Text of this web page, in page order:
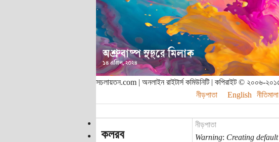
সচলায়তন.com | অনলাইন রাইটার্স কমিউনিটি | কপিরাইট © ২০০৬-
নীড়পাতা
English নীতিমালা
কলরব
নীড়পাতা
Warning: Creating